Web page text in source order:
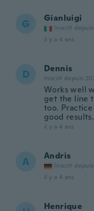
G Gianluigi
Inscrit
il y a 4 ans
D Dennis
Inscrit depuis
Works well
get the line
too.
good results.
il y a 4 ans
A Andris
Inscrit depuis
il y a 4 ans
Henrique